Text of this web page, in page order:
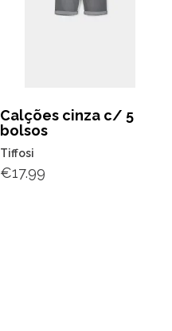
Calções cinza c/ 5
bolsos
Tiffosi
€17.99